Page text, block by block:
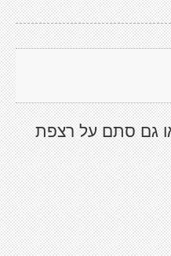
גם סתם על רצפת